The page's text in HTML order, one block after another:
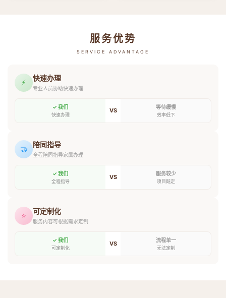
服务优势
SERVICE ADVANTAGE
⚡ 快速办理
专业人员协助快速办理
✓ 我们
快速办理
VS 等待缓慢
效率低下
🤝 陪同指导
全程陪同指导家属办理
✓ 我们
全程指导
VS 服务较少
项目既定
⭐ 可定制化
服务内容可根据需求定制
✓ 我们
可定制化
VS 流程单一
无法定制